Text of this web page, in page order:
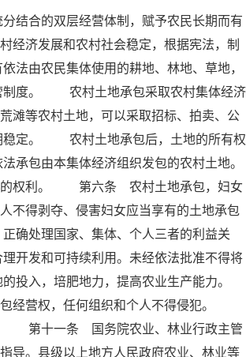
的双层经营体制，赋予农民长期而有
经济发展和农村社会稳定，根据宪法，制
由农民集体使用的耕地、林地、草地，
度。 农村土地承包采取农村集体经济
滩等农村土地，可以采取招标、拍卖、公
定。 农村土地承包后，土地的所有权
包由本集体经济组织发包的农村土地。
的权利。 第六条 农村土地承包，妇女
不得剥夺、侵害妇女应当享有的土地承包
处理国家、集体、个人三者的利益关
发和可持续利用。未经依法批准不得将
入，培肥地力，提高农业生产能力。
经营权，任何组织和个人不得侵犯。
第十一条 国务院农业、林业行政主管
导。县级以上地方人民政府农业、林业等